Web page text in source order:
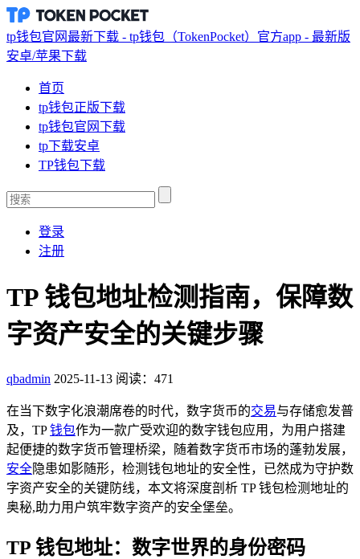
tp钱包官网最新下载 - tp钱包（TokenPocket）官方app - 最新版
安卓/苹果下载
首页
tp钱包正版下载
tp钱包官网下载
tp下载安卓
TP钱包下载
登录
注册
TP 钱包地址检测指南，保障数
字资产安全的关键步骤
qbadmin 2025-11-13 阅读：471
在当下数字化浪潮席卷的时代，数字货币的交易与存储愈发普
及，TP钱包作为一款广受欢迎的数字钱包应用，为用户搭建
起便捷的数字货币管理桥梁，随着数字货币市场的蓬勃发展，
安全隐患如影随形，检测钱包地址的安全性，已然成为守护数
字资产安全的关键防线，本文将深度剖析 TP 钱包检测地址的
奥秘,助力用户筑牢数字资产的安全堡垒。
TP 钱包地址：数字世界的身份密码